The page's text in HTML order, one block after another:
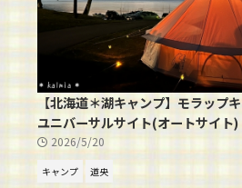
【北海道＊湖キャンプ】モラップ
ユニバーサルサイト(オートサイト)
2026/5/20
キャンプ 道央